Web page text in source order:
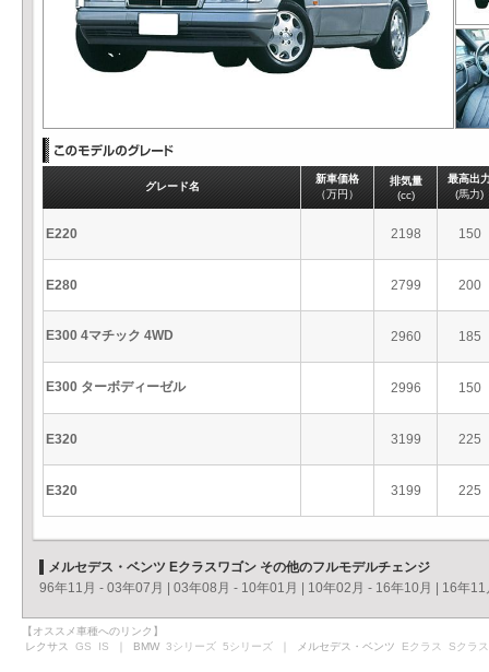
グレード名
新車価格
（万円）
排気量
(cc)
最高出
(馬力)
E220 2198 150
E280 2799 200
E300 4マチック 4WD 2960 185
E300 ターボディーゼル 2996 150
E320 3199 225
E320 3199 225
メルセデス・ベンツ Eクラスワゴン その他のフルモデルチェンジ
96年11月 - 03年07月
03年08月 - 10年01月 10年02月 - 16年10月 16年11
【オススメ車種へのリンク】
レクサス GS IS ｜ BMW 3シリーズ 5シリーズ ｜ メルセデス・ベンツ Eクラス Sクラス